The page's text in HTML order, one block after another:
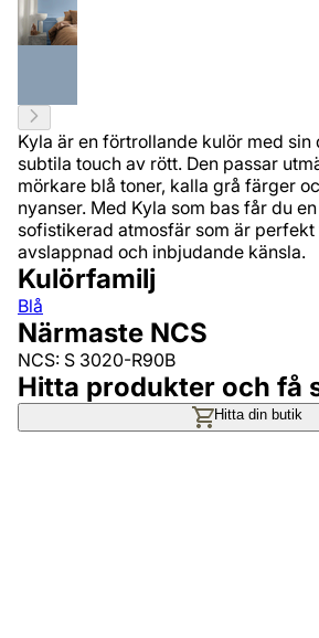
Kyla är en förtrollande kulör med
subtila touch av rött. Den passar
mörkare blå toner, kalla grå färger
nyanser. Med Kyla som bas får du
sofistikerad atmosfär som är
avslappnad och inbjudande känsla.
Kulörfamilj
Blå
Närmaste NCS
NCS: S 3020-R90B
Hitta produkter och få
Hitta din butik